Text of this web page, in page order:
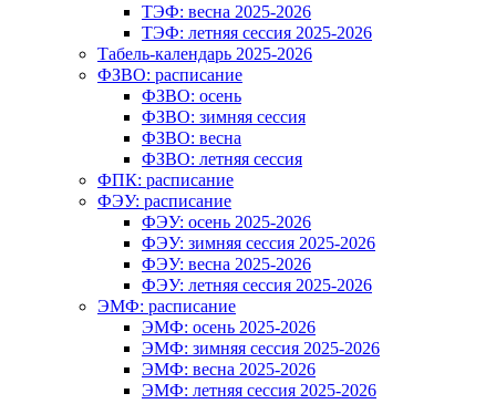
ТЭФ: весна 2025-2026
ТЭФ: летняя сессия 2025-2026
Табель-календарь 2025-2026
ФЗВО: расписание
ФЗВО: осень
ФЗВО: зимняя сессия
ФЗВО: весна
ФЗВО: летняя сессия
ФПК: расписание
ФЭУ: расписание
ФЭУ: осень 2025-2026
ФЭУ: зимняя сессия 2025-2026
ФЭУ: весна 2025-2026
ФЭУ: летняя сессия 2025-2026
ЭМФ: расписание
ЭМФ: осень 2025-2026
ЭМФ: зимняя сессия 2025-2026
ЭМФ: весна 2025-2026
ЭМФ: летняя сессия 2025-2026